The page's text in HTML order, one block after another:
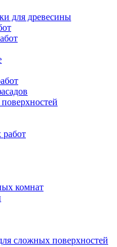
для древесины
работ
комнат
сложных поверхностей